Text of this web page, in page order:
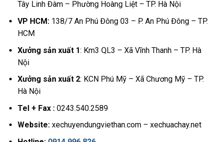
Tây Linh Đàm – Phường Hoàng Liệt – TP. Hà Nội
VP HCM:138/7 An Phú Đông 03 – P. An Phú Đông – TP.
HCM
Xưởng sản xuất 1: Km3 QL3 – Xã Vĩnh Thanh – TP. Hà
Nội
Xưởng sản xuất 2: KCN Phú Mỹ – Xã Chương Mỹ – TP.
Hà Nội
Tel + Fax :0243.540.2589
Website:xechuyendungviethan.com – xechuachay.net